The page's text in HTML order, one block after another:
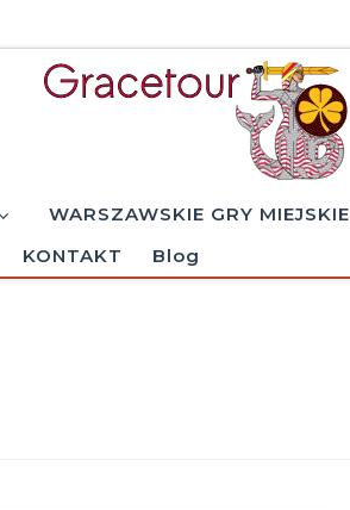
WARSZAWSKIE GRY MIEJSKIE
KONTAKT Blog